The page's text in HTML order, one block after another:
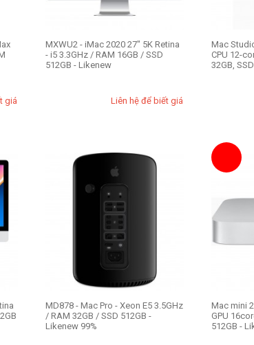
giá
MXWU2 - iMac 2020 27" 5K Retina
- i5 3.3GHz / RAM 16GB / SSD
512GB - Likenew
Liên hệ để biết giá
Mac
CPU 12-
32GB,
MD878 - Mac Pro - Xeon E5 3.5GHz
/ RAM 32GB / SSD 512GB -
Likenew 99%
Mac mini
GPU
512GB -